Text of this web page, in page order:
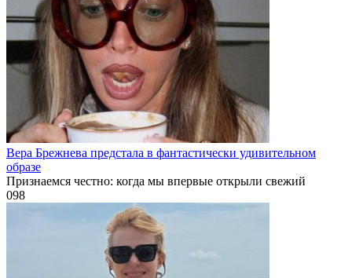
Вера Брежнева предстала в фантастически удивительном
образе
Признаемся честно: когда мы впервые открыли свежий
098